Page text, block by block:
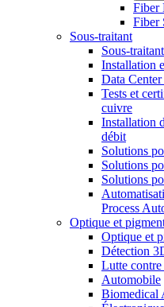
Fiber
Fiber
Sous-traitant
Sous-traitant
Installation
Data
Tests et
cuivre
Installation
débit
Solutions
Solutions
Solutions
Process
Optique et
Optique et
Détection
Lutte
Automobile
Biomedical